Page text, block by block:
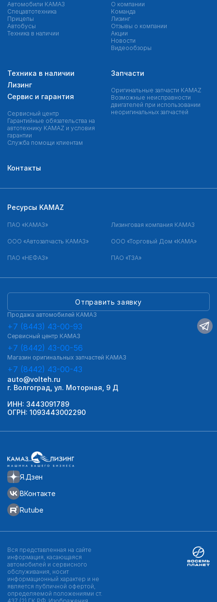
Автомобили КАМАЗ
Спецавтотехника
Прицепы
Автобусы
Техника в наличии
О компании
Команда
Лизинг
Отзывы о компании
Акции
Новости
Видеообзоры
Техника в наличии
Лизинг
Сервис и гарантия
Сервисный центр
Гарантийные обязательства на
автотехнику KAMAZ и условия
гарантии
Служба помощи клиентам
Запчасти
Оригинальные запчасти КAMAZ
Возможные неисправности
двигателей при использовании
неоригинальных запчастей
Контакты
Я.Дзен
ВКонтакте
Rutube
Отправить заявку
Продажа автомобилей КАМАЗ
+7 (8443) 43-00-93
Сервисный центр КАМАЗ
+7 (8442) 43-00-56
Магазин оригинальных запчастей КАМАЗ
+7 (8442) 43-00-43
auto@volteh.ru
г. Волгоград, ул. Моторная, 9 Д
ИНН: 3443091789
ОГРН: 1093443002290
Ресурсы KAMAZ
ПАО «КАМАЗ» Лизинговая компания КАМАЗ
ООО «Автозапчасть КАМАЗ» ООО «Торговый Дом «КАМА»
ПАО «НЕФАЗ» ПАО «ТЗА»
Вся представленная на сайте
информация, касающаяся
автомобилей и сервисного
обслуживания, носит
информационный характер и не
является публичной офертой,
определяемой положениями ст.